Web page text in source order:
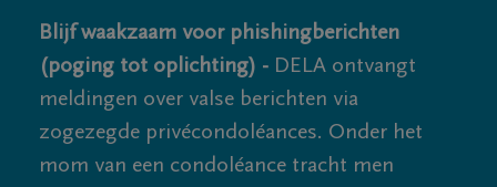
Blijf waakzaam voor phishingberichten
(poging tot oplichting) - DELA ontvangt
meldingen over valse berichten via
zogezegde privécondoléances. Onder het
mom van een condoléance tracht men